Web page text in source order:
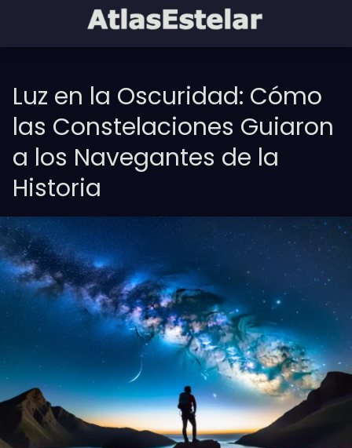
Luz en la Oscuridad: Cómo
las Constelaciones Guiaron
a los Navegantes de la
Historia